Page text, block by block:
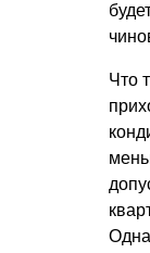
Что